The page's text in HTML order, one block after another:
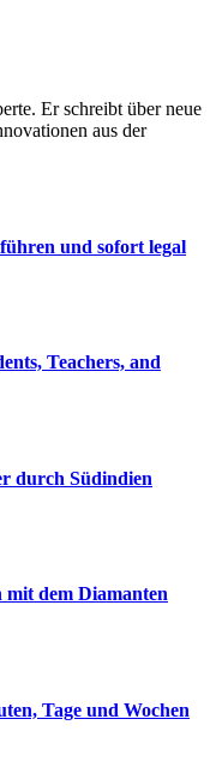
Er schreibt über neue
aus der
und sofort legal
Teachers, and
durch Südindien
dem Diamanten
Tage und Wochen